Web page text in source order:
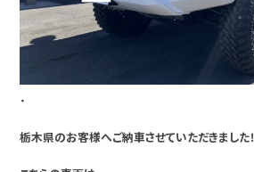
・
栃木県のお客様へご納車させていただきました！